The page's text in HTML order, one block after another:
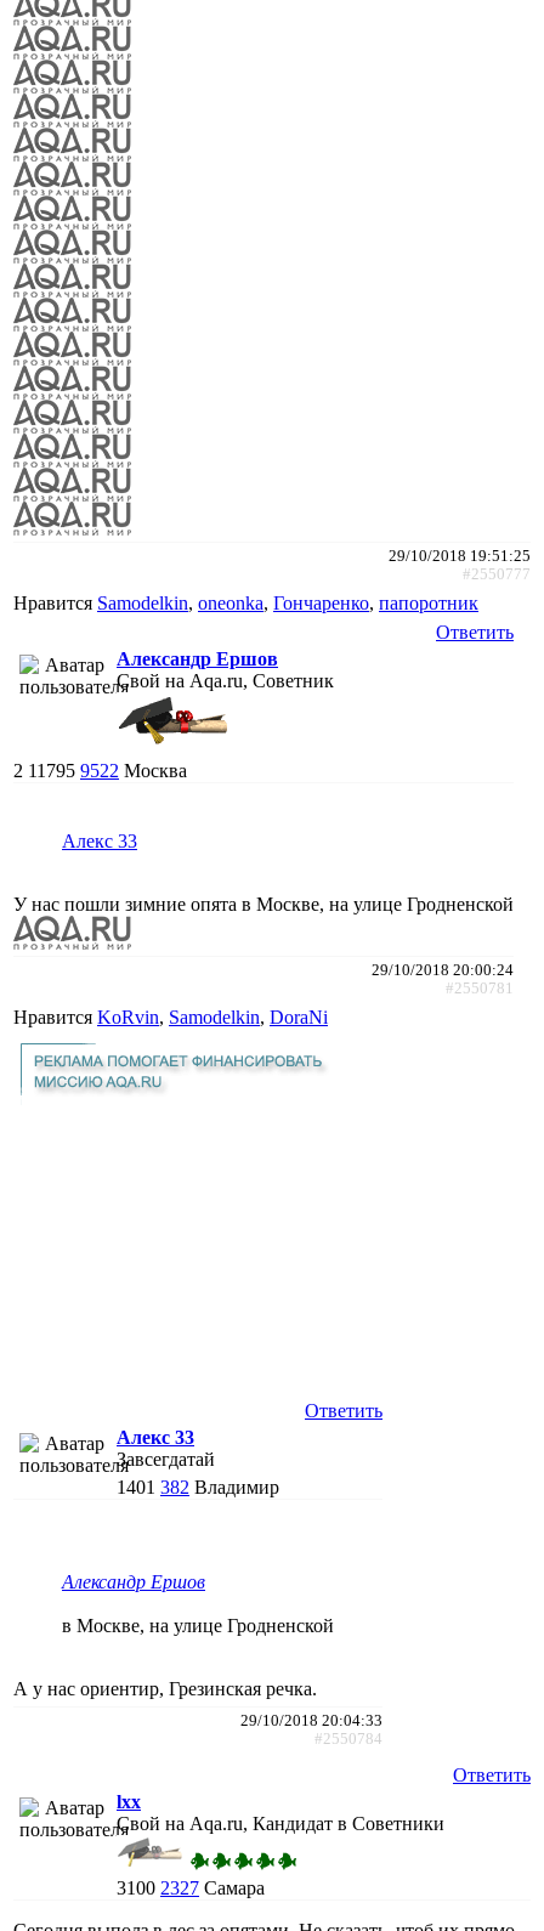
29/10/2018 19:51:25
#2550777
Нравится Samodelkin, oneonka, Гончаренко, папоротник
Ответить
Александр Ершов
Свой на Aqa.ru, Советник
2 11795 9522 Москва
Алекс 33
У нас пошли зимние опята в Москве, на улице Гродненской
29/10/2018 20:00:24
#2550781
Нравится KoRvin, Samodelkin, DoraNi
Ответить
Алекс 33
Завсегдатай
1401 382 Владимир
Александр Ершов
в Москве, на улице Гродненской
А у нас ориентир, Грезинская речка.
29/10/2018 20:04:33
#2550784
Ответить
lxx
Свой на Aqa.ru, Кандидат в Советники
3100 2327 Самара